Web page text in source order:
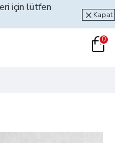
için lütfen
Kapat
0